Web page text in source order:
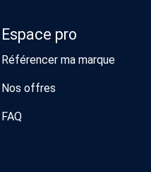
Espace pro
Référencer ma marque
Nos offres
FAQ